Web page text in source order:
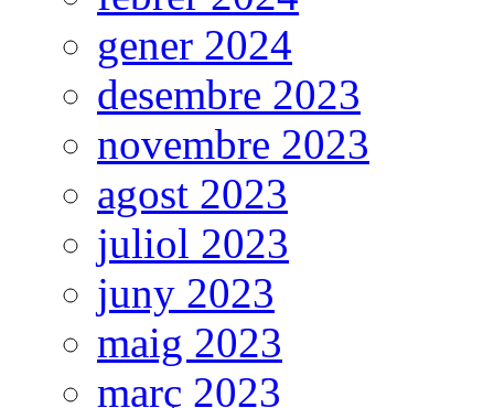
gener 2024
desembre 2023
novembre 2023
agost 2023
juliol 2023
juny 2023
maig 2023
març 2023